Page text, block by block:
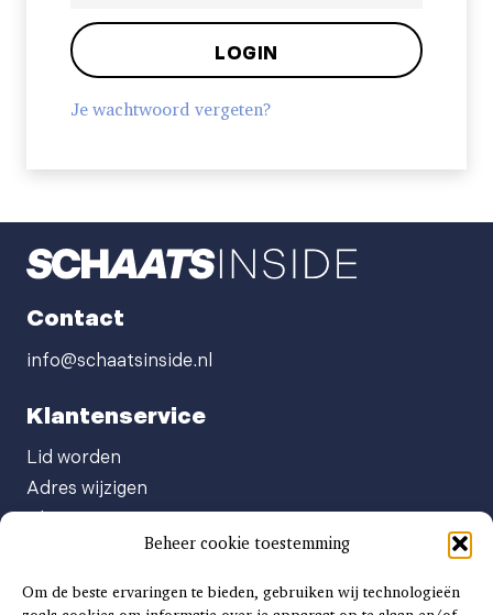
Beheer cookie toestemming
Om de beste ervaringen te bieden, gebruiken wij technologieën
LOGIN
Je wachtwoord vergeten?
Contact
info@schaatsinside.nl
Klantenservice
Lid worden
Adres wijzigen
Abonnement opzeggen
Afgeven automatische incasso